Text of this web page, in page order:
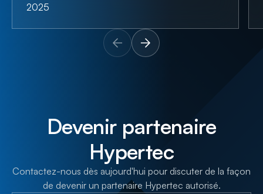
2025
Devenir partenaire
Hypertec
Contactez-nous dès aujourd'hui pour discuter de la façon
de devenir un partenaire Hypertec autorisé.